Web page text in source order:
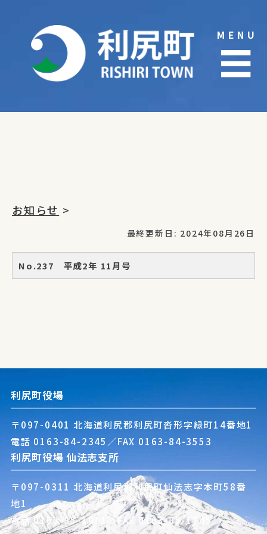
content
MENU
☰
お知らせ >
最終更新日: 2024年08月26日
No.237 平成2年 11月号
利尻町役場
〒097-0401 北海道利尻郡利尻町沓形字緑町14番地1
電話 0163-84-2345 ／FAX 0163-84-3553
利尻町役場 仙法志支所
〒097-0311 北海道利尻郡利尻町仙法志字本町58番
地1
電話0163-85-1011 ／FAX 0163-85-1745